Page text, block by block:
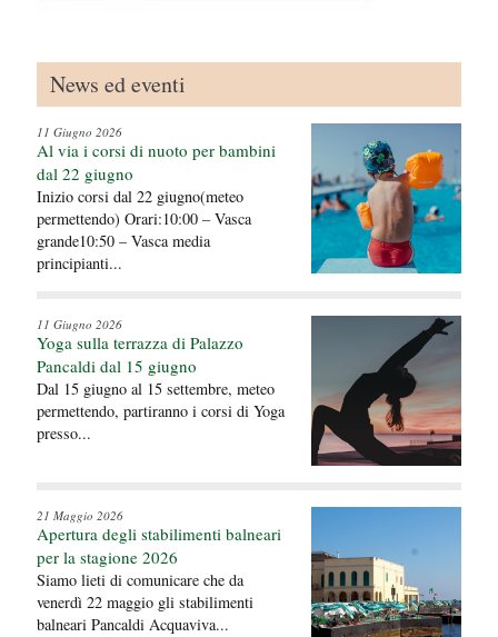
News ed eventi
11 Giugno 2026
Al via i corsi di nuoto per bambini
dal 22 giugno
Inizio corsi dal 22 giugno(meteo
permettendo) Orari:10:00 – Vasca
grande10:50 – Vasca media
principianti...
11 Giugno 2026
Yoga sulla terrazza di Palazzo
Pancaldi dal 15 giugno
Dal 15 giugno al 15 settembre, meteo
permettendo, partiranno i corsi di Yoga
presso...
21 Maggio 2026
Apertura degli stabilimenti balneari
per la stagione 2026
Siamo lieti di comunicare che da
venerdì 22 maggio gli stabilimenti
balneari Pancaldi Acquaviva...